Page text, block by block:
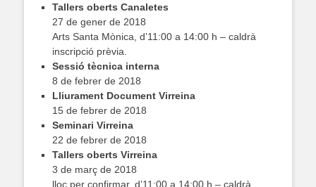
Tallers oberts Canaletes
27 de gener de 2018
Arts Santa Mònica, d’11:00 a 14:00 h – caldrà
inscripció prèvia.
Sessió tècnica interna
8 de febrer de 2018
Lliurament Document Virreina
15 de febrer de 2018
Seminari Virreina
22 de febrer de 2018
Tallers oberts Virreina
3 de març de 2018
lloc per confirmar, d’11:00 a 14:00 h – caldrà